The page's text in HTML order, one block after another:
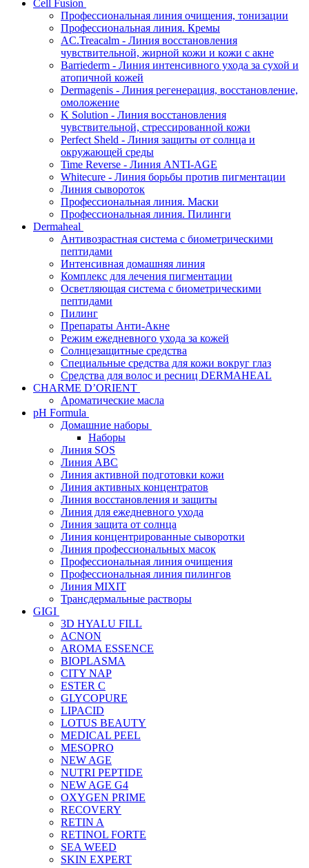
Cell Fusion
Профессиональная линия очищения, тонизации
Профессиональная линия. Кремы
AC.Treacalm - Линия восстановления
чувствительной, жирной кожи и кожи с акне
Barriederm - Линия интенсивного ухода за сухой и
атопичной кожей
Dermagenis - Линия регенерация, восстановление,
омоложение
K Solution - Линия восстановления
чувствительной, стрессированной кожи
Perfect Sheld - Линия защиты от солнца и
окружающей среды
Time Reverse - Линия ANTI-AGE
Whitecure - Линия борьбы против пигментации
Линия сывороток
Профессиональная линия. Маски
Профессиональная линия. Пилинги
Dermaheal
Антивозрастная система с биометрическими
пептидами
Интенсивная домашняя линия
Комплекс для лечения пигментации
Осветляющая система с биометрическими
пептидами
Пилинг
Препараты Анти-Акне
Режим ежедневного ухода за кожей
Солнцезащитные средства
Специальные средства для кожи вокруг глаз
Средства для волос и ресниц DERMAHEAL
CHARME D’ORIENT
Ароматические масла
pH Formula
Домашние наборы
Наборы
Линия SOS
Линия АВС
Линия активной подготовки кожи
Линия активных концентратов
Линия восстановления и защиты
Линия для ежедневного ухода
Линия защита от солнца
Линия концентрированные сыворотки
Линия профессиональных масок
Профессиональная линия очищения
Профессиональная линия пилингов
Линия MIXIT
Трансдермальные растворы
GIGI
3D HYALU FILL
ACNON
AROMA ESSENCE
BIOPLASMA
CITY NAP
ESTER C
GLYCOPURE
LIPACID
LOTUS BEAUTY
MEDICAL PEEL
MESOPRO
NEW AGE
NUTRI PEPTIDE
NEW AGE G4
OXYGEN PRIME
RECOVERY
RETIN A
RETINOL FORTE
SEA WEED
SKIN EXPERT